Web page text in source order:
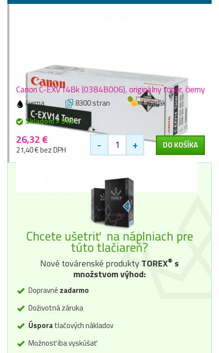
Canon C-EXV14Bk (0384B006), originálny toner, čierny
čierna 8300 stran
1 zlaťák
Skladom > 9 ks
26,32 €
21,40 € bez DPH - + DO KOŠÍKA
Chcete ušetriť na náplniach pre
túto tlačiareň?
Nové továrenské produktyTOREX® s
množstvom výhod:
Dopravné zadarmo
Doživotná záruka
Úsporatlačových nákladov
Možnosť iba vyskúšať